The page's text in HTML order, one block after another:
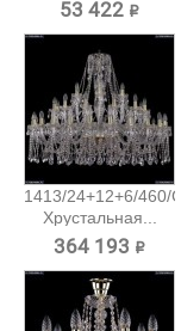
53 422 ₽
1413/24+12+6/460/G
Хрустальная...
364 193 ₽